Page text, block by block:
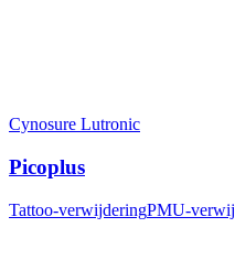
Cynosure Lutronic
Picoplus
Tattoo-verwijderingPMU-